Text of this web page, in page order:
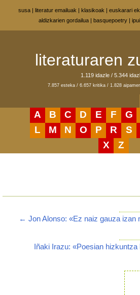
susa | literatur emailuak | klasikoak | euskarari
aldizkarien gordailua| basquepoetry|
literaturaren
1.119 idazle / 5.344
7.857 esteka / 6.657 kritika / 1.828
A B C D E F G
L
M N O P R S
X
Z
← Jon Alonso: «Ez naiz gauza izan
Iñaki Irazu: «Poesian